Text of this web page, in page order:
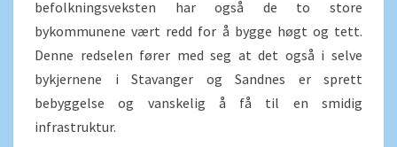
befolkningsveksten har også de to store
bykommunene vært redd for å bygge høgt og tett.
Denne redselen fører med seg at det også i selve
bykjernene i Stavanger og Sandnes er sprett
bebyggelse og vanskelig å få til en smidig
infrastruktur.